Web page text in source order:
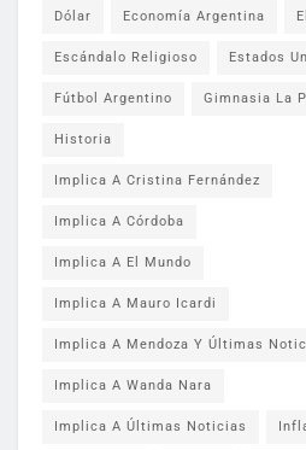
Dólar Economía Argentina
Escándalo Religioso Estados
Fútbol Argentino Gimnasia La
Historia
Implica A Cristina Fernández
Implica A Córdoba
Implica A El Mundo
Implica A Mauro Icardi
Implica A Mendoza Y Últimas
Implica A Wanda Nara
Implica A Últimas Noticias